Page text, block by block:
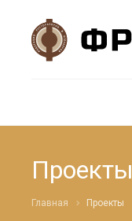
Проекты
Главная Проекты